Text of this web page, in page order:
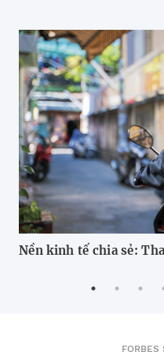
Nền kinh tế chia sẻ:
FORBES